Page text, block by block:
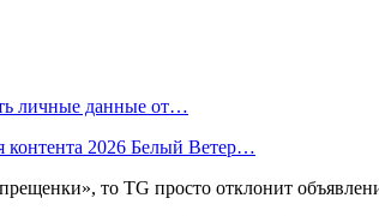
личные данные от…
контента 2026 Белый Ветер…
то TG просто отклонит